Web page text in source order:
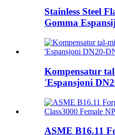
Stainless Steel
Gomma
Kompensatur
'Espansjoni
ASME B16.11